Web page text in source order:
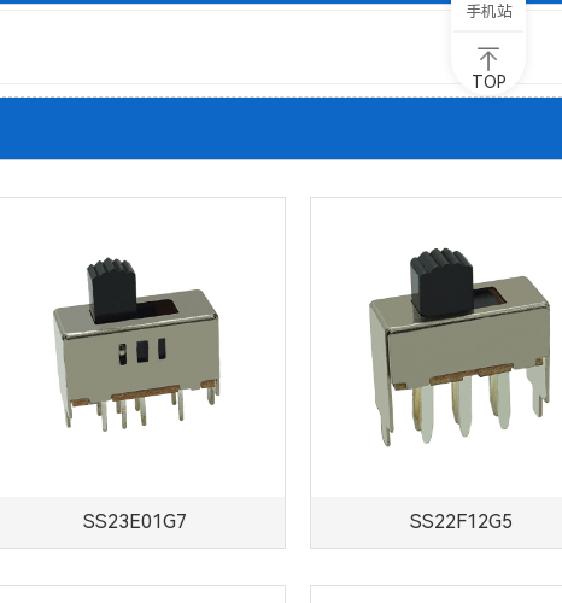
SS23E01G7 SS22F12G5
手机站
TOP